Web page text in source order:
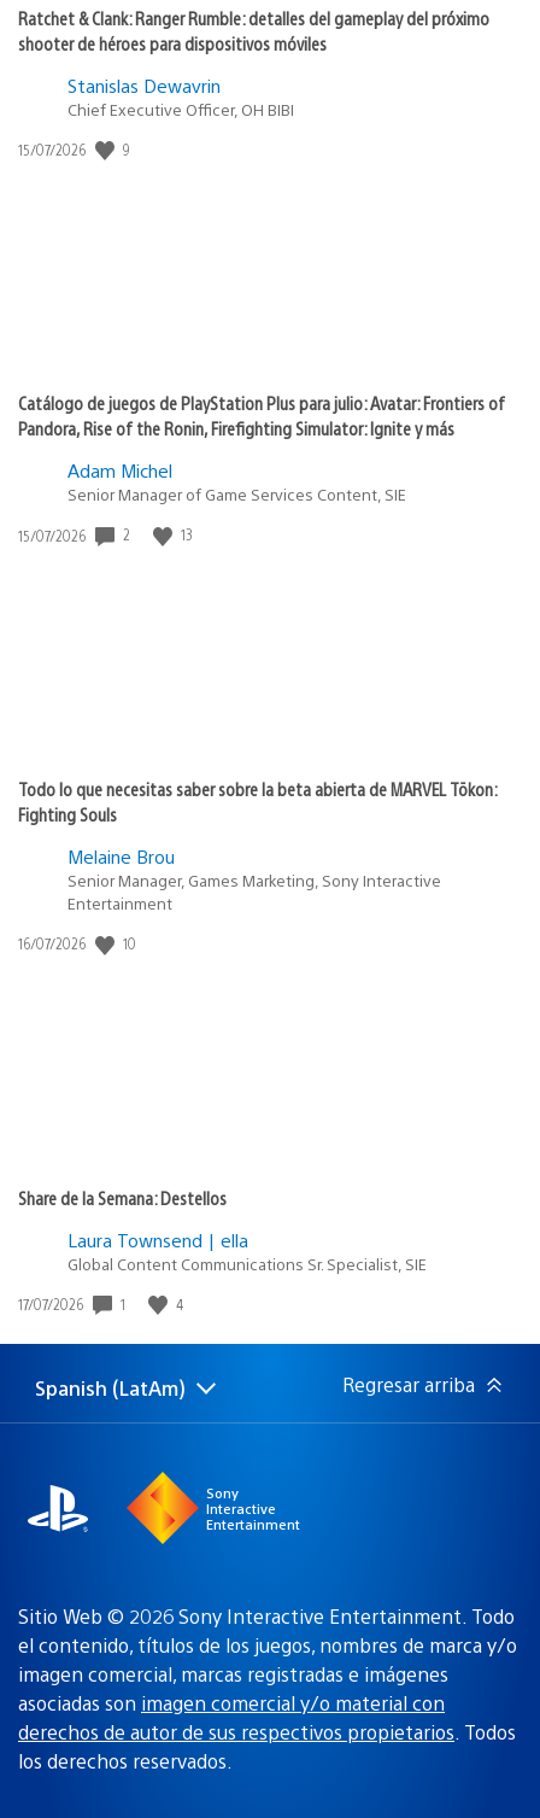
Ratchet & Clank: Ranger Rumble: detalles del gameplay del próximo
shooter de héroes para dispositivos móviles
Stanislas Dewavrin
Chief Executive Officer, OH BIBI
Fecha
15/07/2026 9
Catálogo de juegos de PlayStation Plus para julio: Avatar: Frontiers of
Pandora, Rise of the Ronin, Firefighting Simulator: Ignite y más
Adam Michel
Senior Manager of Game Services Content, SIE
Fecha
15/07/2026 2 13
Todo lo que necesitas saber sobre la beta abierta de MARVEL Tōkon:
Fighting Souls
Melaine Brou
Senior Manager, Games Marketing, Sony Interactive
Entertainment
Fecha
16/07/2026 10
Share de la Semana: Destellos
Laura Townsend | ella
Global Content Communications Sr. Specialist, SIE
Fecha
publicación:
17/07/2026 1 4
Elige
una
Región
actual:
Spanish (LatAm) Regresar arriba
Sony
Interactive
Entertainment
Sitio Web © 2026 Sony Interactive Entertainment. Todo
el contenido, títulos de los juegos, nombres de marca y/o
imagen comercial, marcas registradas e imágenes
asociadas son imagen comercial y/o material con
derechos de autor de sus respectivos propietarios. Todos
los derechos reservados.